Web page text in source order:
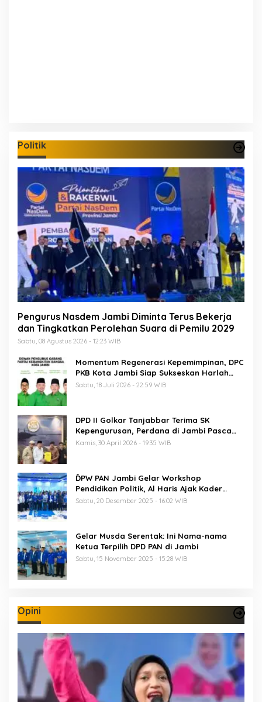
Politik
Pengurus Nasdem Jambi Diminta Terus Bekerja
dan Tingkatkan Perolehan Suara di Pemilu 2029
Sabtu, 08 Agustus 2026 - 12:23 WIB
Momentum Regenerasi Kepemimpinan, DPC
PKB Kota Jambi Siap Sukseskan Harlah
PKB ke-28
Sabtu, 18 Juli 2026 - 22:59 WIB
DPD II Golkar Tanjabbar Terima SK
Kepengurusan, Perdana di Jambi Pasca
Musda
Kamis, 30 April 2026 - 19:35 WIB
ĎPW PAN Jambi Gelar Workshop
Pendidikan Politik, Al Haris Ajak Kader
Perkuat Soliditas Jelang Pemilu 2029
Sabtu, 20 Desember 2025 - 16:02 WIB
Gelar Musda Serentak: Ini Nama-nama
Ketua Terpilih DPD PAN di Jambi
Sabtu, 15 November 2025 - 15:28 WIB
Opini